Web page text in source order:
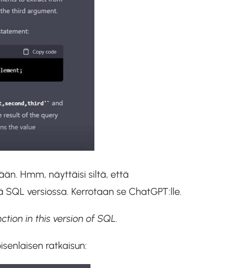
Hmm, näyttäisi siltä, että
versiossa. Kerrotaan se ChatGPT:lle.
in this version of SQL.
ratkaisun: